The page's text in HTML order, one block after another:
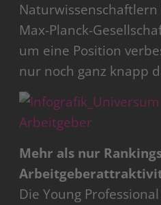
Max-Planck-
um eine Position
nur noch ganz knapp
Mehr als nur
Die Young